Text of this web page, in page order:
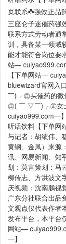
页联系☘️强效正品
三座仑子迷催药强
联系方式劳动者通
训，具备某一领域
能才能符合岗位
站—
【下单网站—
bluewizard官网
￣)╭㊣买催药的
㊣( ￣ ▽￣)╭㊣女
cuiyao999.com—
听话饮料【下单
与记者：胡绩伟、
黄钢、金凤）来源
讯、网易新闻、知
划：莫言策划：马
柳传志、方洪波文
庆视频：沈南鹏视
广东分社联合出品
文观点仅代表作者
发布平台，本平台
网站—
—】